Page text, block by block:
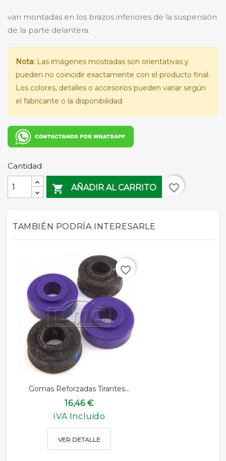
van montadas en los brazos inferiores de la suspensión
de la parte delantera.
Nota: Las imágenes mostradas son orientativas y
pueden no coincidir exactamente con el producto final.
Los colores, detalles o accesorios pueden variar según
el fabricante o la disponibilidad.
Cantidad
 AÑADIR AL CARRITO favorite_border
TAMBIÉN PODRÍA INTERESARLE
Gomas Reforzadas Tirantes...
16,46 €
IVA Incluido
VER DETALLE
favorite_border